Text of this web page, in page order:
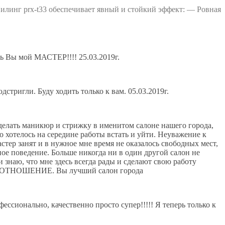
prx-t33 обеспечивает явный и стойкий эффект: — Ровная
Вы мой МАСТЕР!!!! 25.03.2019г.
Буду ходить только к вам. 05.03.2019г.
маникюр и стрижку в именитом салоне нашего города,
на середине работы встать и уйти. Неуважение к
занят и в нужное мне время не оказалось свободных мест,
поведение. Больше никогда ни в один другой салон не
что мне здесь всегда рады и сделают свою работу
ОТНОШЕНИЕ. Вы лучший салон города
качественно просто супер!!!!! Я теперь только к